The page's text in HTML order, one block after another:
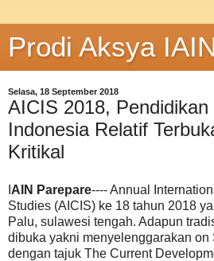
Prodi Aksya
Selasa, 18 September 2018
AICIS 2018, Pendidikan
Indonesia Relatif
Kritikal
AIN Parepare---- Annual
Studies (AICIS) ke 18 tahun 2018
Palu, sulawesi tengah. Adapun
dibuka yakni menyelenggarakan on
dengan tajuk The Current